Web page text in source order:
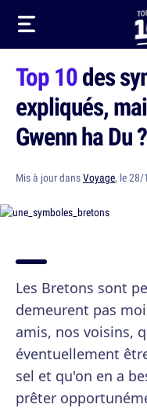
Top 10des
expliqués,
Gwenn ha Du ?
Mis à jour dansVoyage, le
Les Bretons sont
demeurent pas
amis, nos voisins,
éventuellement
sel et qu'on en a
prêter